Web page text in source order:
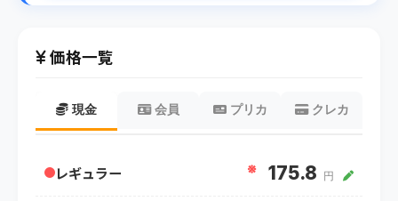
価格一覧
現金 会員 プリカ クレカ
レギュラー ※ 175.8 円